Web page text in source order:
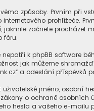
způsoby. Prvním při
prohlížeče.
jakmile začnete procházet
fóru.
k phpBB software
jak můžeme
a odeslání příspěvků
jméno, osobní
o ochraně
hesla a vašeho e-